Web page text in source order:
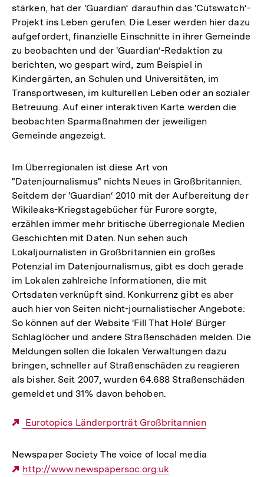
stärken, hat der 'Guardian‘ daraufhin das 'Cutswatch‘-
Projekt ins Leben gerufen. Die Leser werden hier dazu
aufgefordert, finanzielle Einschnitte in ihrer Gemeinde
zu beobachten und der 'Guardian‘-Redaktion zu
berichten, wo gespart wird, zum Beispiel in
Kindergärten, an Schulen und Universitäten, im
Transportwesen, im kulturellen Leben oder an sozialer
Betreuung. Auf einer interaktiven Karte werden die
beobachten Sparmaßnahmen der jeweiligen
Gemeinde angezeigt.
Im Überregionalen ist diese Art von
"Datenjournalismus" nichts Neues in Großbritannien.
Seitdem der 'Guardian‘ 2010 mit der Aufbereitung der
Wikileaks-Kriegstagebücher für Furore sorgte,
erzählen immer mehr britische überregionale Medien
Geschichten mit Daten. Nun sehen auch
Lokaljournalisten in Großbritannien ein großes
Potenzial im Datenjournalismus, gibt es doch gerade
im Lokalen zahlreiche Informationen, die mit
Ortsdaten verknüpft sind. Konkurrenz gibt es aber
auch hier von Seiten nicht-journalistischer Angebote:
So können auf der Website 'Fill That Hole‘ Bürger
Schlaglöcher und andere Straßenschäden melden. Die
Meldungen sollen die lokalen Verwaltungen dazu
bringen, schneller auf Straßenschäden zu reagieren
als bisher. Seit 2007, wurden 64.688 Straßenschäden
gemeldet und 31% davon behoben.
Externer
Eurotopics Länderporträt Großbritannien
Newspaper Society The voice of local media
Externer
http://www.newspapersoc.org.uk